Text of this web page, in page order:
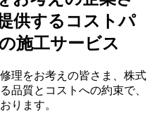
供するコストパ
施工サービス
理をお考えの皆さま、株式
品質とコストへの約束で、
ります。